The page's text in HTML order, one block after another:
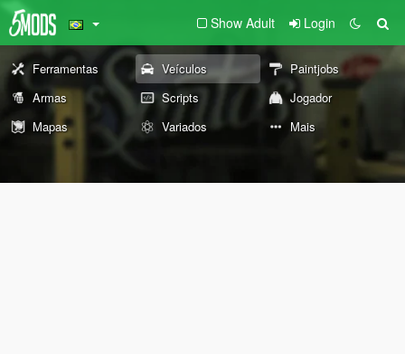
Show Adult Login
Ferramentas Veículos
Paintjobs
Armas
Scripts
Jogador
Mapas
Variados Mais